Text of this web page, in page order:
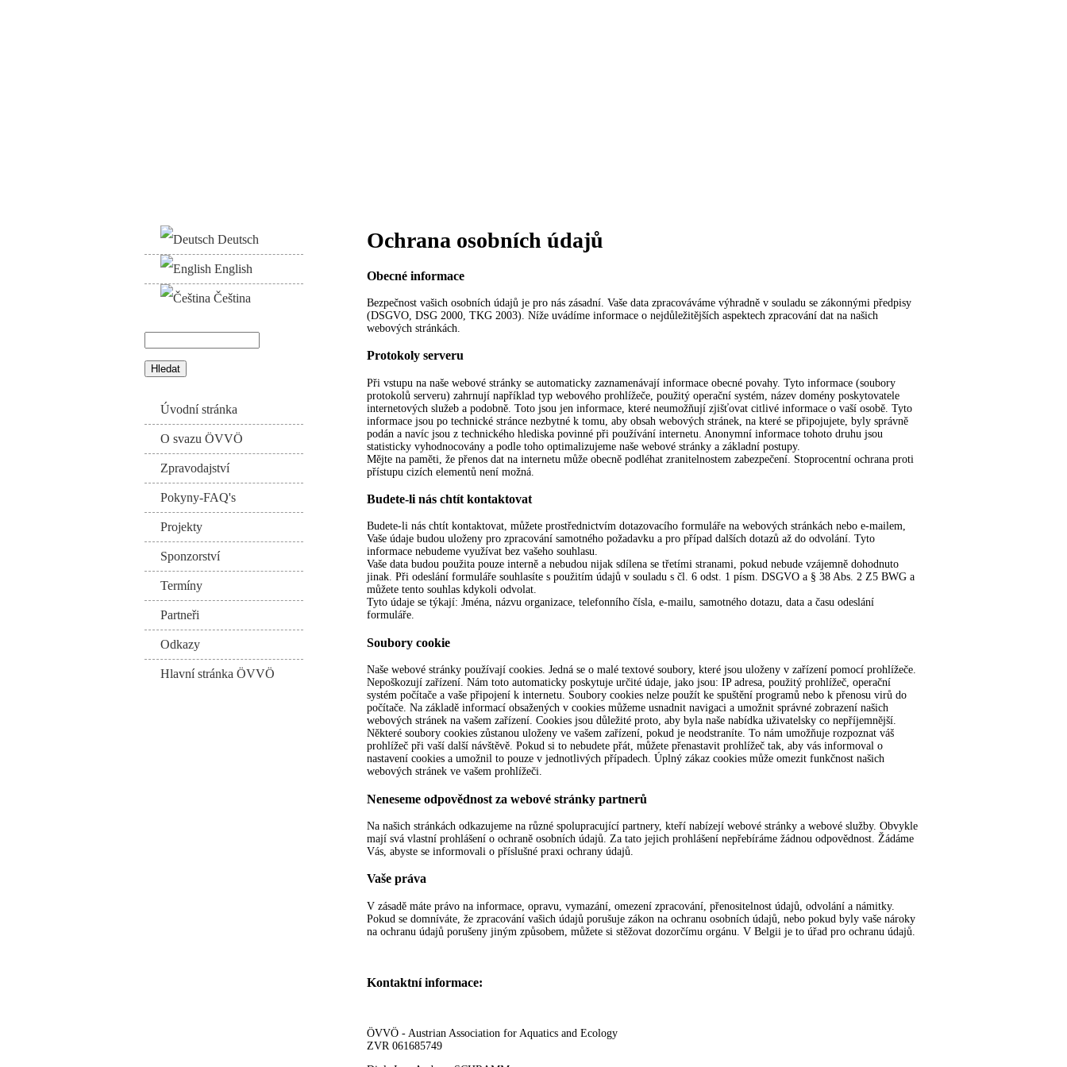
Deutsch
English
Čeština
Vyhledávání
Úvodní stránka
O svazu ÖVVÖ
Zpravodajství
Pokyny-FAQ's
Projekty
Sponzorství
Termíny
Partneři
Odkazy
Hlavní stránka ÖVVÖ
Ochrana osobních údajů
Obecné informace
Bezpečnost vašich osobních údajů je pro nás zásadní. Vaše data zpracováváme výhradně v souladu se zákonnými předpisy
(DSGVO, DSG 2000, TKG 2003). Níže uvádíme informace o nejdůležitějších aspektech zpracování dat na našich
webových stránkách.
Protokoly serveru
Při vstupu na naše webové stránky se automaticky zaznamenávají informace obecné povahy. Tyto informace (soubory
protokolů serveru) zahrnují například typ webového prohlížeče, použitý operační systém, název domény poskytovatele
internetových služeb a podobně. Toto jsou jen informace, které neumožňují zjišťovat citlivé informace o vaší osobě. Tyto
informace jsou po technické stránce nezbytné k tomu, aby obsah webových stránek, na které se připojujete, byly správně
podán a navíc jsou z technického hlediska povinné při používání internetu. Anonymní informace tohoto druhu jsou
statisticky vyhodnocovány a podle toho optimalizujeme naše webové stránky a základní postupy.
Mějte na paměti, že přenos dat na internetu může obecně podléhat zranitelnostem zabezpečení. Stoprocentní ochrana proti
přístupu cizích elementů není možná.
Budete-li nás chtít kontaktovat
Budete-li nás chtít kontaktovat, můžete prostřednictvím dotazovacího formuláře na webových stránkách nebo e-mailem,
Vaše údaje budou uloženy pro zpracování samotného požadavku a pro případ dalších dotazů až do odvolání. Tyto
informace nebudeme využívat bez vašeho souhlasu.
Vaše data budou použita pouze interně a nebudou nijak sdílena se třetími stranami, pokud nebude vzájemně dohodnuto
jinak. Při odeslání formuláře souhlasíte s použitím údajů v souladu s čl. 6 odst. 1 písm. DSGVO a § 38 Abs. 2 Z5 BWG a
můžete tento souhlas kdykoli odvolat.
Tyto údaje se týkají: Jména, názvu organizace, telefonního čísla, e-mailu, samotného dotazu, data a času odeslání
formuláře.
Soubory cookie
Naše webové stránky používají cookies. Jedná se o malé textové soubory, které jsou uloženy v zařízení pomocí prohlížeče.
Nepoškozují zařízení. Nám toto automaticky poskytuje určité údaje, jako jsou: IP adresa, použitý prohlížeč, operační
systém počítače a vaše připojení k internetu. Soubory cookies nelze použít ke spuštění programů nebo k přenosu virů do
počítače. Na základě informací obsažených v cookies můžeme usnadnit navigaci a umožnit správné zobrazení našich
webových stránek na vašem zařízení. Cookies jsou důležité proto, aby byla naše nabídka uživatelsky co nepříjemnější.
Některé soubory cookies zůstanou uloženy ve vašem zařízení, pokud je neodstraníte. To nám umožňuje rozpoznat váš
prohlížeč při vaší další návštěvě. Pokud si to nebudete přát, můžete přenastavit prohlížeč tak, aby vás informoval o
nastavení cookies a umožnil to pouze v jednotlivých případech. Úplný zákaz cookies může omezit funkčnost našich
webových stránek ve vašem prohlížeči.
Neneseme odpovědnost za webové stránky partnerů
Na našich stránkách odkazujeme na různé spolupracující partnery, kteří nabízejí webové stránky a webové služby. Obvykle
mají svá vlastní prohlášení o ochraně osobních údajů. Za tato jejich prohlášení nepřebíráme žádnou odpovědnost. Žádáme
Vás, abyste se informovali o příslušné praxi ochrany údajů.
Vaše práva
V zásadě máte právo na informace, opravu, vymazání, omezení zpracování, přenositelnost údajů, odvolání a námitky.
Pokud se domníváte, že zpracování vašich údajů porušuje zákon na ochranu osobních údajů, nebo pokud byly vaše nároky
na ochranu údajů porušeny jiným způsobem, můžete si stěžovat dozorčímu orgánu. V Belgii je to úřad pro ochranu údajů.
Kontaktní informace:
ÖVVÖ - Austrian Association for Aquatics and Ecology
ZVR 061685749